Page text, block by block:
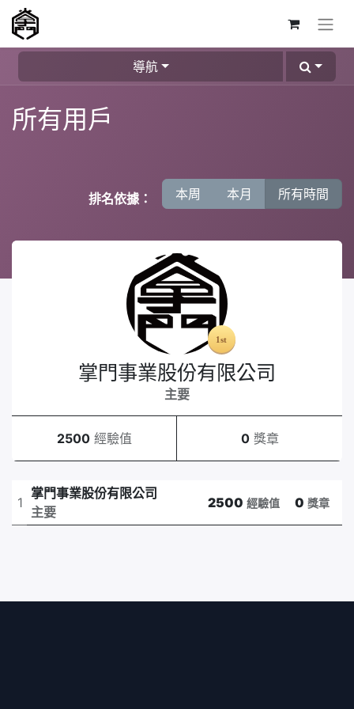
導航
所有用戶
排名依據： 本周 本月 所有時間
掌門事業股份有限公司
主要
2500 經驗值 0 獎章
1
掌門事業股份有限公司
主要
2500 經驗值 0 獎章